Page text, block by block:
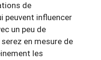
de
peuvent influencer
un peu de
en mesure de
les